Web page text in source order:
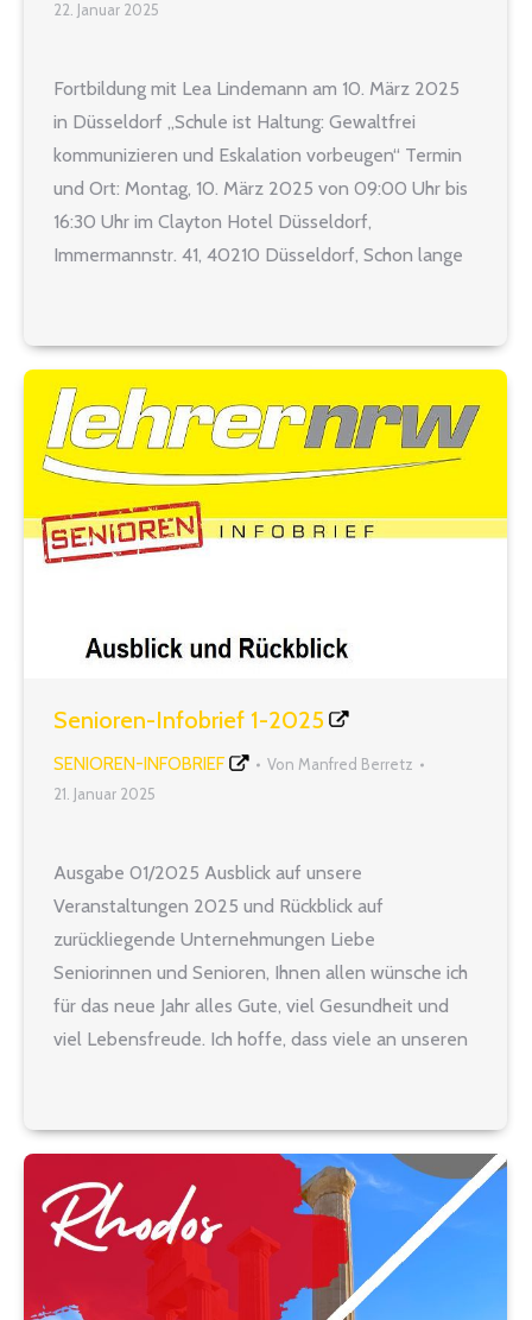
22. Januar 2025
Fortbildung mit Lea Lindemann am 10. März 2025
in Düsseldorf „Schule ist Haltung: Gewaltfrei
kommunizieren und Eskalation vorbeugen“ Termin
und Ort: Montag, 10. März 2025 von 09:00 Uhr bis
16:30 Uhr im Clayton Hotel Düsseldorf,
Immermannstr. 41, 40210 Düsseldorf, Schon lange
mancher Lehrkraft.…
Senioren-Infobrief 1-2025
SENIOREN-INFOBRIEF Von Manfred Berretz
21. Januar 2025
Ausgabe 01/2025 Ausblick auf unsere
Veranstaltungen 2025 und Rückblick auf
zurückliegende Unternehmungen Liebe
Seniorinnen und Senioren, Ihnen allen wünsche ich
für das neue Jahr alles Gute, viel Gesundheit und
viel Lebensfreude. Ich hoffe, dass viele an unseren
interessantes Programm für Sie